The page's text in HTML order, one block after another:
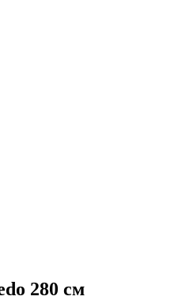
280 см